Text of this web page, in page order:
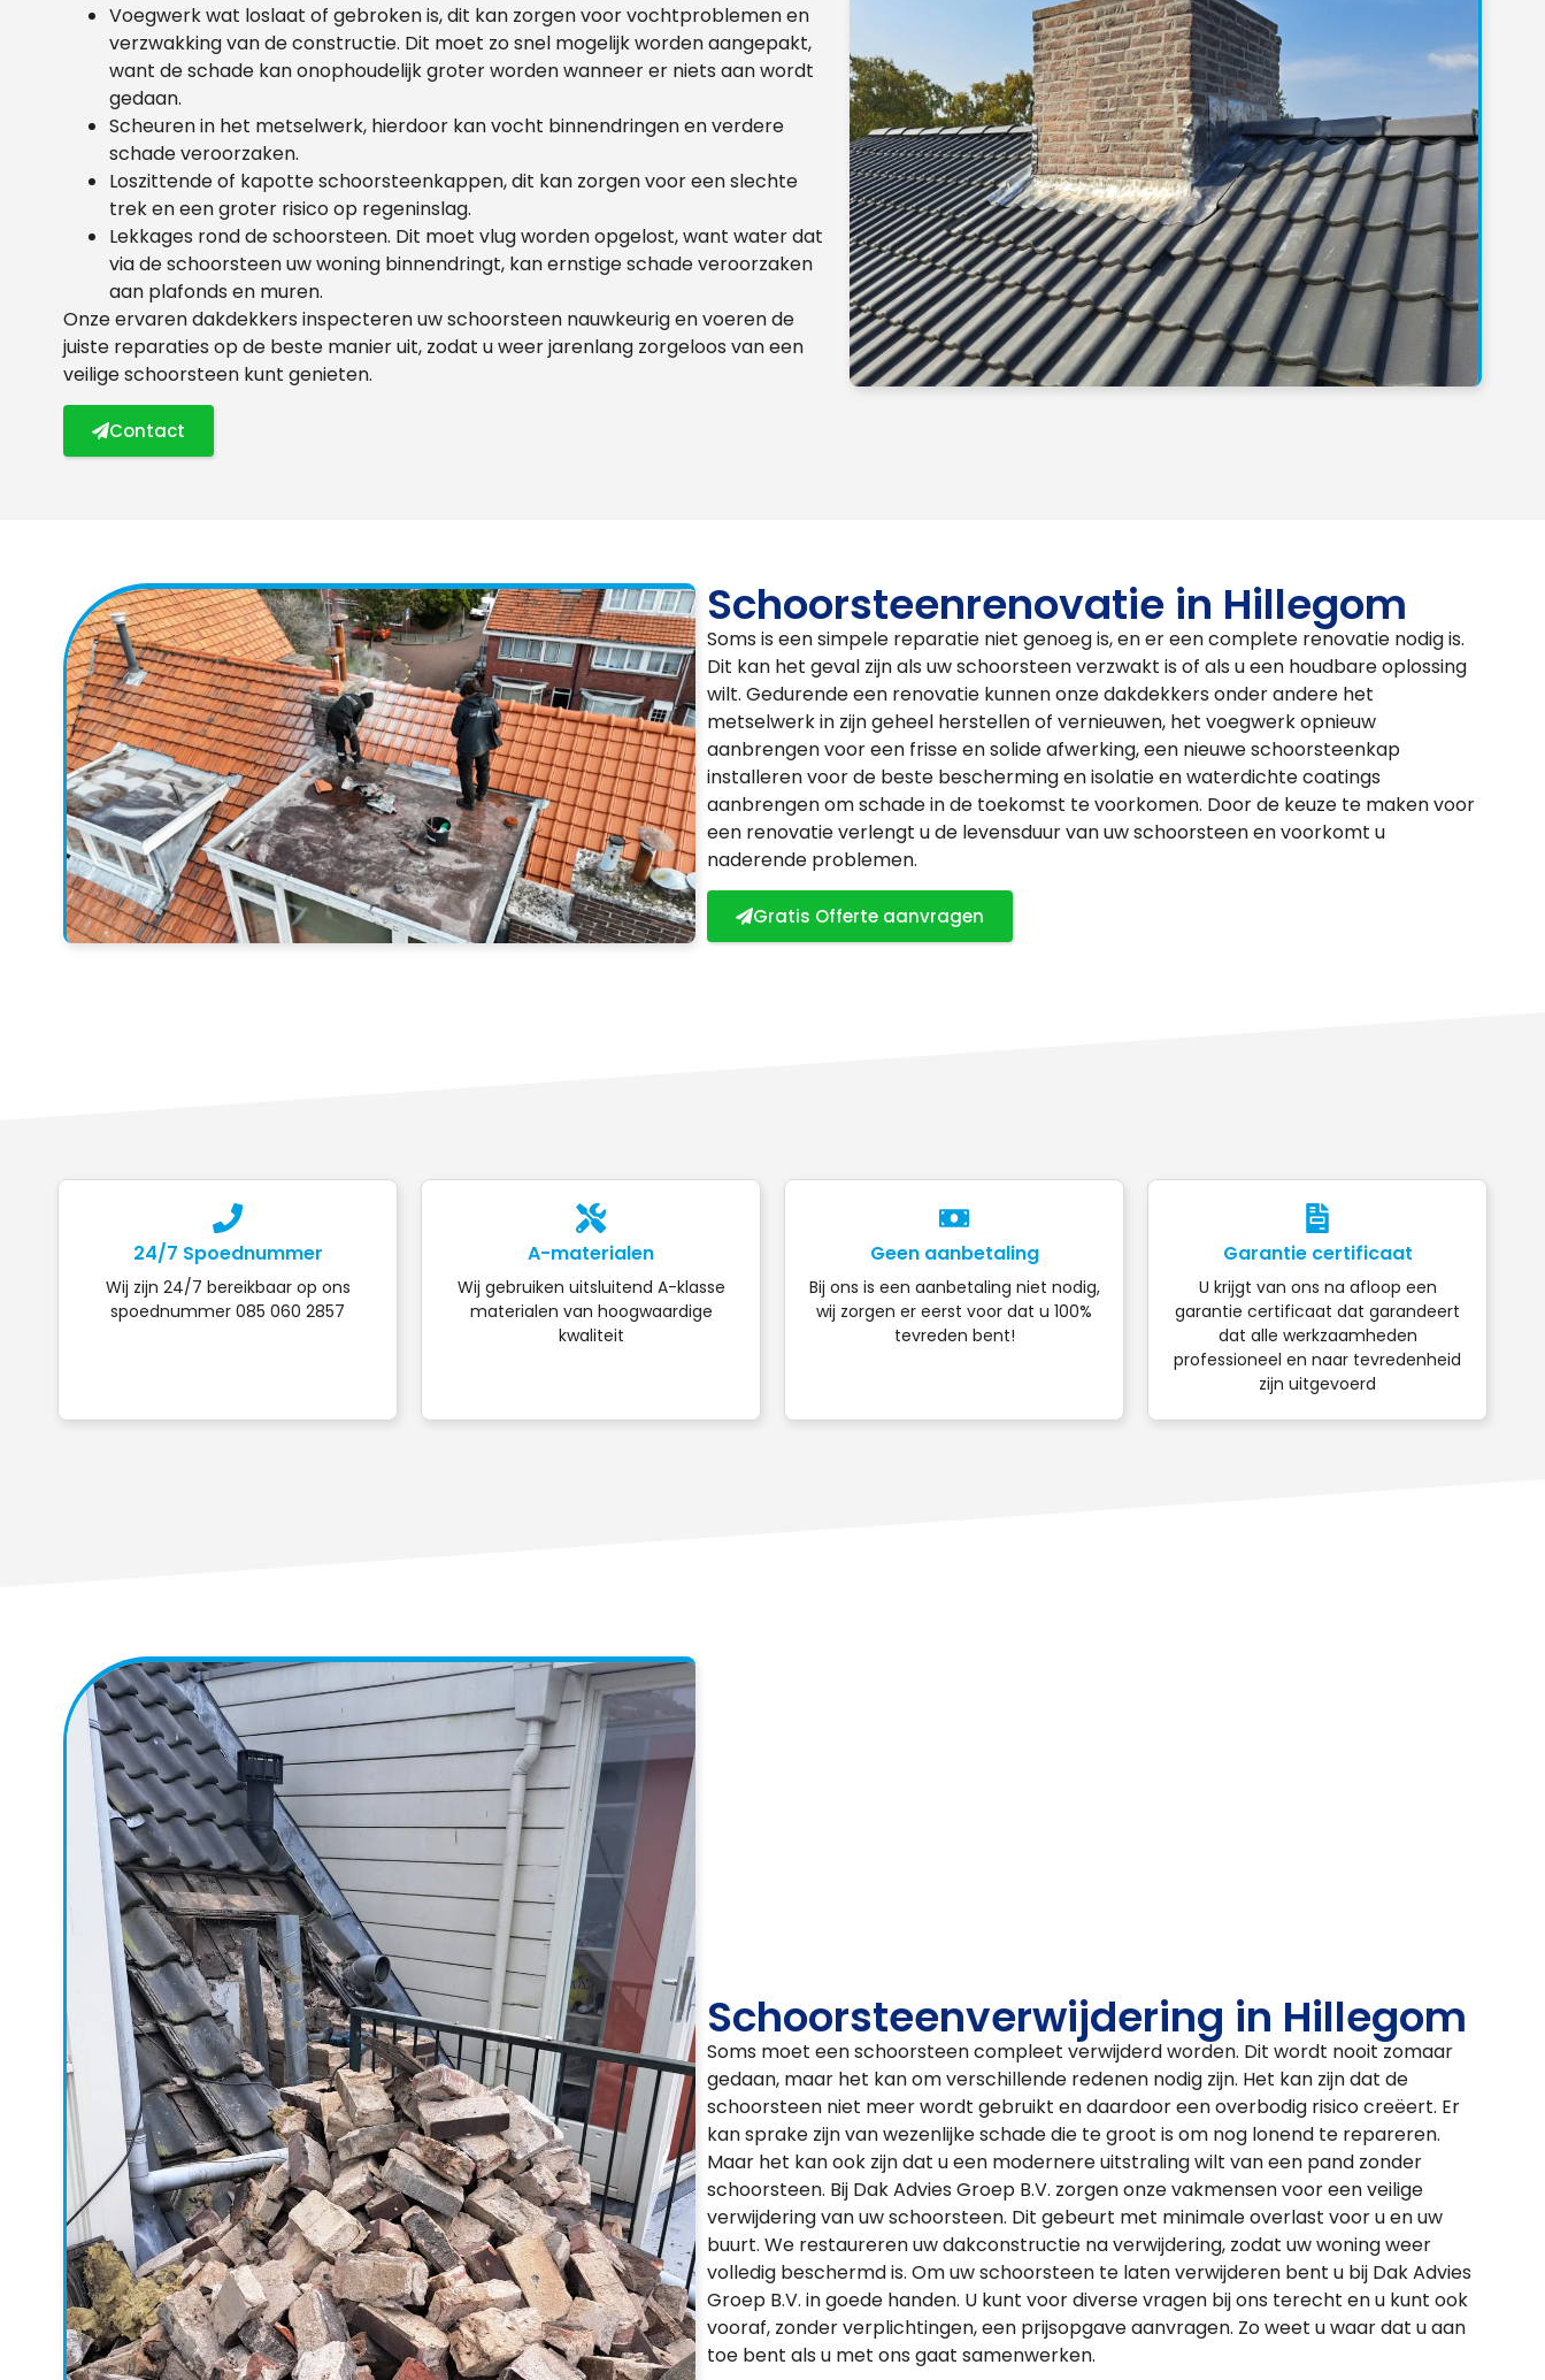
Voegwerk wat loslaat of gebroken is, dit kan zorgen voor vochtproblemen en
verzwakking van de constructie. Dit moet zo snel mogelijk worden aangepakt,
want de schade kan onophoudelijk groter worden wanneer er niets aan wordt
gedaan.
Scheuren in het metselwerk, hierdoor kan vocht binnendringen en verdere
schade veroorzaken.
Loszittende of kapotte schoorsteenkappen, dit kan zorgen voor een slechte
trek en een groter risico op regeninslag.
Lekkages rond de schoorsteen. Dit moet vlug worden opgelost, want water dat
via de schoorsteen uw woning binnendringt, kan ernstige schade veroorzaken
aan plafonds en muren.
Onze ervaren dakdekkers inspecteren uw schoorsteen nauwkeurig en voeren de
juiste reparaties op de beste manier uit, zodat u weer jarenlang zorgeloos van een
veilige schoorsteen kunt genieten.
Contact
Schoorsteenrenovatie in Hillegom
Soms is een simpele reparatie niet genoeg is, en er een complete renovatie nodig is.
Dit kan het geval zijn als uw schoorsteen verzwakt is of als u een houdbare oplossing
wilt. Gedurende een renovatie kunnen onze dakdekkers onder andere het
metselwerk in zijn geheel herstellen of vernieuwen, het voegwerk opnieuw
aanbrengen voor een frisse en solide afwerking, een nieuwe schoorsteenkap
installeren voor de beste bescherming en isolatie en waterdichte coatings
aanbrengen om schade in de toekomst te voorkomen. Door de keuze te maken voor
een renovatie verlengt u de levensduur van uw schoorsteen en voorkomt u
naderende problemen.
Gratis Offerte aanvragen
24/7 Spoednummer
Wij zijn 24/7 bereikbaar op ons
spoednummer 085 060 2857
A-materialen
Wij gebruiken uitsluitend A-klasse
materialen van hoogwaardige
kwaliteit
Geen aanbetaling
Bij ons is een aanbetaling niet nodig,
wij zorgen er eerst voor dat u 100%
tevreden bent!
Garantie certificaat
U krijgt van ons na afloop een
garantie certificaat dat garandeert
dat alle werkzaamheden
professioneel en naar tevredenheid
zijn uitgevoerd
Schoorsteenverwijdering in Hillegom
Soms moet een schoorsteen compleet verwijderd worden. Dit wordt nooit zomaar
gedaan, maar het kan om verschillende redenen nodig zijn. Het kan zijn dat de
schoorsteen niet meer wordt gebruikt en daardoor een overbodig risico creëert. Er
kan sprake zijn van wezenlijke schade die te groot is om nog lonend te repareren.
Maar het kan ook zijn dat u een modernere uitstraling wilt van een pand zonder
schoorsteen. Bij Dak Advies Groep B.V. zorgen onze vakmensen voor een veilige
verwijdering van uw schoorsteen. Dit gebeurt met minimale overlast voor u en uw
buurt. We restaureren uw dakconstructie na verwijdering, zodat uw woning weer
volledig beschermd is. Om uw schoorsteen te laten verwijderen bent u bij Dak Advies
Groep B.V. in goede handen. U kunt voor diverse vragen bij ons terecht en u kunt ook
vooraf, zonder verplichtingen, een prijsopgave aanvragen. Zo weet u waar dat u aan
toe bent als u met ons gaat samenwerken.